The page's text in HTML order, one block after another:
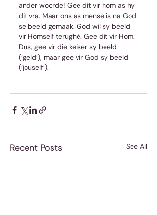
ander woorde! Gee dit vir hom as hy
dit vra. Maar ons as mense is na God
se beeld gemaak. God wil sy beeld
vir Homself terughê. Gee dit vir Hom.
Dus, gee vir die keiser sy beeld
(‘geld’), maar gee vir God sy beeld
(‘jouself’).
Recent Posts See All